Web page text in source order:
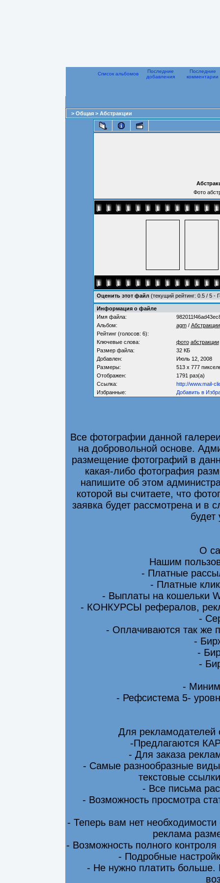
Список альбомов
Последние
добавления
Последние
комментарии
> Общая > Абстракции
Фото
Оценить этот файл (текущий рейтинг: 0.5 / 5 -
Информация о файле
Имя файла:
Альбом:
agm/ Абстракции
Рейтинг (голосов: 6):
Ключевые слова:
фото абстракции
Размер файла:
32 КБ
Добавлен:
Июль 12, 2008
Размеры:
513 x 777
Отображен:
1791 раз(а)
Ссылка:
http://www.mail-
Избранные:
Добавить в
Все фотографии данной
на добровольной основе.
размещение фотографий в
какая-либо фотография
напишите об этом
которой вы считаете, что
заявка будет рассмотрена и в
будет
О
Нашим
- Платные
- Платные
- Выплаты на кошельки
- КОНКУРСЫ рефералов,
-
- Оплачиваются так же
-
-
-
-
- Рефсистема 5-
Для
-Предлагаются
- Для заказа
- Самые разнообразные
текстовые
- Все письма
- Возможность просмотра
- Теперь вам нет
реклама
- Возможность полного
- Подробные
- Не нужно платить больше.